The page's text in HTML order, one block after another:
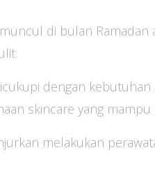
di bulan
dengan kebutuhan
skincare yang
melakukan